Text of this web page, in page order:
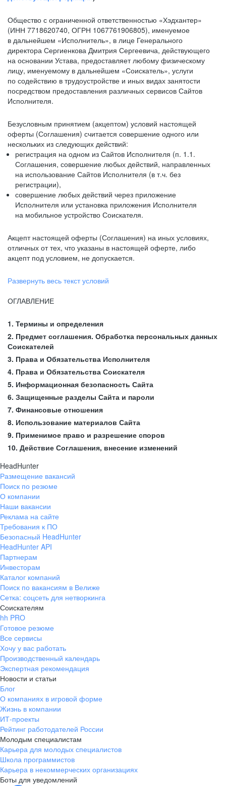
Общество с ограниченной ответственностью «Хэдхантер»
(ИНН 7718620740, ОГРН 1067761906805), именуемое
в дальнейшем «Исполнитель», в лице Генерального
директора Сергиенкова Дмитрия Сергеевича, действующего
на основании Устава, предоставляет любому физическому
лицу, именуемому в дальнейшем «Соискатель», услуги
по содействию в трудоустройстве и иных видах занятости
посредством предоставления различных сервисов Сайтов
Исполнителя.
Безусловным принятием (акцептом) условий настоящей
оферты (Соглашения) считается совершение одного или
нескольких из следующих действий:
регистрация на одном из Сайтов Исполнителя (п. 1.1.
Соглашения, совершение любых действий, направленных
на использование Сайтов Исполнителя (в т.ч. без
регистрации),
совершение любых действий через приложение
Исполнителя или установка приложения Исполнителя
на мобильное устройство Соискателя.
Акцепт настоящей оферты (Соглашения) на иных условиях,
отличных от тех, что указаны в настоящей оферте, либо
акцепт под условием, не допускается.
Развернуть весь текст условий
ОГЛАВЛЕНИЕ
1. Термины и определения
2. Предмет соглашения. Обработка персональных данных
Соискателей
3. Права и Обязательства Исполнителя
4. Права и Обязательства Соискателя
5. Информационная безопасность Сайта
6. Защищенные разделы Сайта и пароли
7. Финансовые отношения
8. Использование материалов Сайта
9. Применимое право и разрешение споров
10. Действие Соглашения, внесение изменений
HeadHunter
Размещение вакансий
Поиск по резюме
О компании
Наши вакансии
Реклама на сайте
Требования к ПО
Безопасный HeadHunter
HeadHunter API
Партнерам
Инвесторам
Каталог компаний
Поиск по вакансиям в Велиже
Сетка: соцсеть для нетворкинга
Соискателям
hh PRO
Готовое резюме
Все сервисы
Хочу у вас работать
Производственный календарь
Экспертная рекомендация
Новости и статьи
Блог
О компаниях в игровой форме
Жизнь в компании
ИТ-проекты
Рейтинг работодателей России
Молодым специалистам
Карьера для молодых специалистов
Школа программистов
Карьера в некоммерческих организациях
Боты для уведомлений